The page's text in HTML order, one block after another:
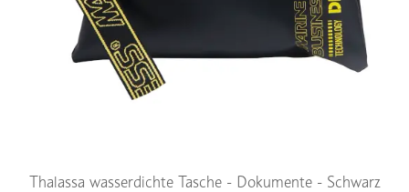
Thalassa wasserdichte Tasche - Dokumente - Schwarz